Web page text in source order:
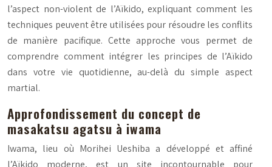
l’aspect non-violent de l’Aïkido, expliquant comment les
techniques peuvent être utilisées pour résoudre les conflits
de manière pacifique. Cette approche vous permet de
comprendre comment intégrer les principes de l’Aïkido
dans votre vie quotidienne, au-delà du simple aspect
martial.
Approfondissement du concept de
masakatsu agatsu à iwama
Iwama, lieu où Morihei Ueshiba a développé et affiné
l’Aïkido moderne, est un site incontournable pour